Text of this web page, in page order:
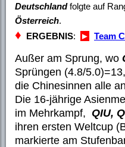
Deutschlandfolgte auf
Österreich.
♦ ERGEBNIS: ► Team
Außer am Sprung, wo
Sprüngen (4.8/
die Chinesinnen alle
Die 16-jährige
im Mehrkampf, QIU,
ihren ersten Weltcup
markierte am